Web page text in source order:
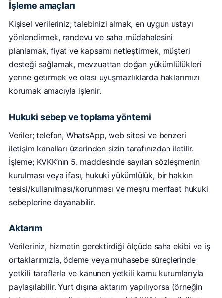
İşleme amaçları
Kişisel verileriniz; talebinizi almak, en uygun ustayı
yönlendirmek, randevu ve saha müdahalesini
planlamak, fiyat ve kapsamı netleştirmek, müşteri
desteği sağlamak, mevzuattan doğan yükümlülükleri
yerine getirmek ve olası uyuşmazlıklarda haklarımızı
korumak amacıyla işlenir.
Hukuki sebep ve toplama yöntemi
Veriler; telefon, WhatsApp, web sitesi ve benzeri
iletişim kanalları üzerinden sizin tarafınızdan iletilir.
İşleme; KVKK’nın 5. maddesinde sayılan sözleşmenin
kurulması veya ifası, hukuki yükümlülük, bir hakkın
tesisi/kullanılması/korunması ve meşru menfaat hukuki
sebeplerine dayanabilir.
Aktarım
Verileriniz, hizmetin gerektirdiği ölçüde saha ekibi ve iş
ortaklarımızla, ödeme veya muhasebe süreçlerinde
yetkili taraflarla ve kanunen yetkili kamu kurumlarıyla
paylaşılabilir. Yurt dışına aktarım yapılıyorsa (örneğin